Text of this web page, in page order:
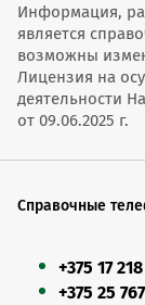
Информация,
является
возможны
Лицензия на
деятельности
от 09.06.2025 г.
Справочные
+375 17
+375 25